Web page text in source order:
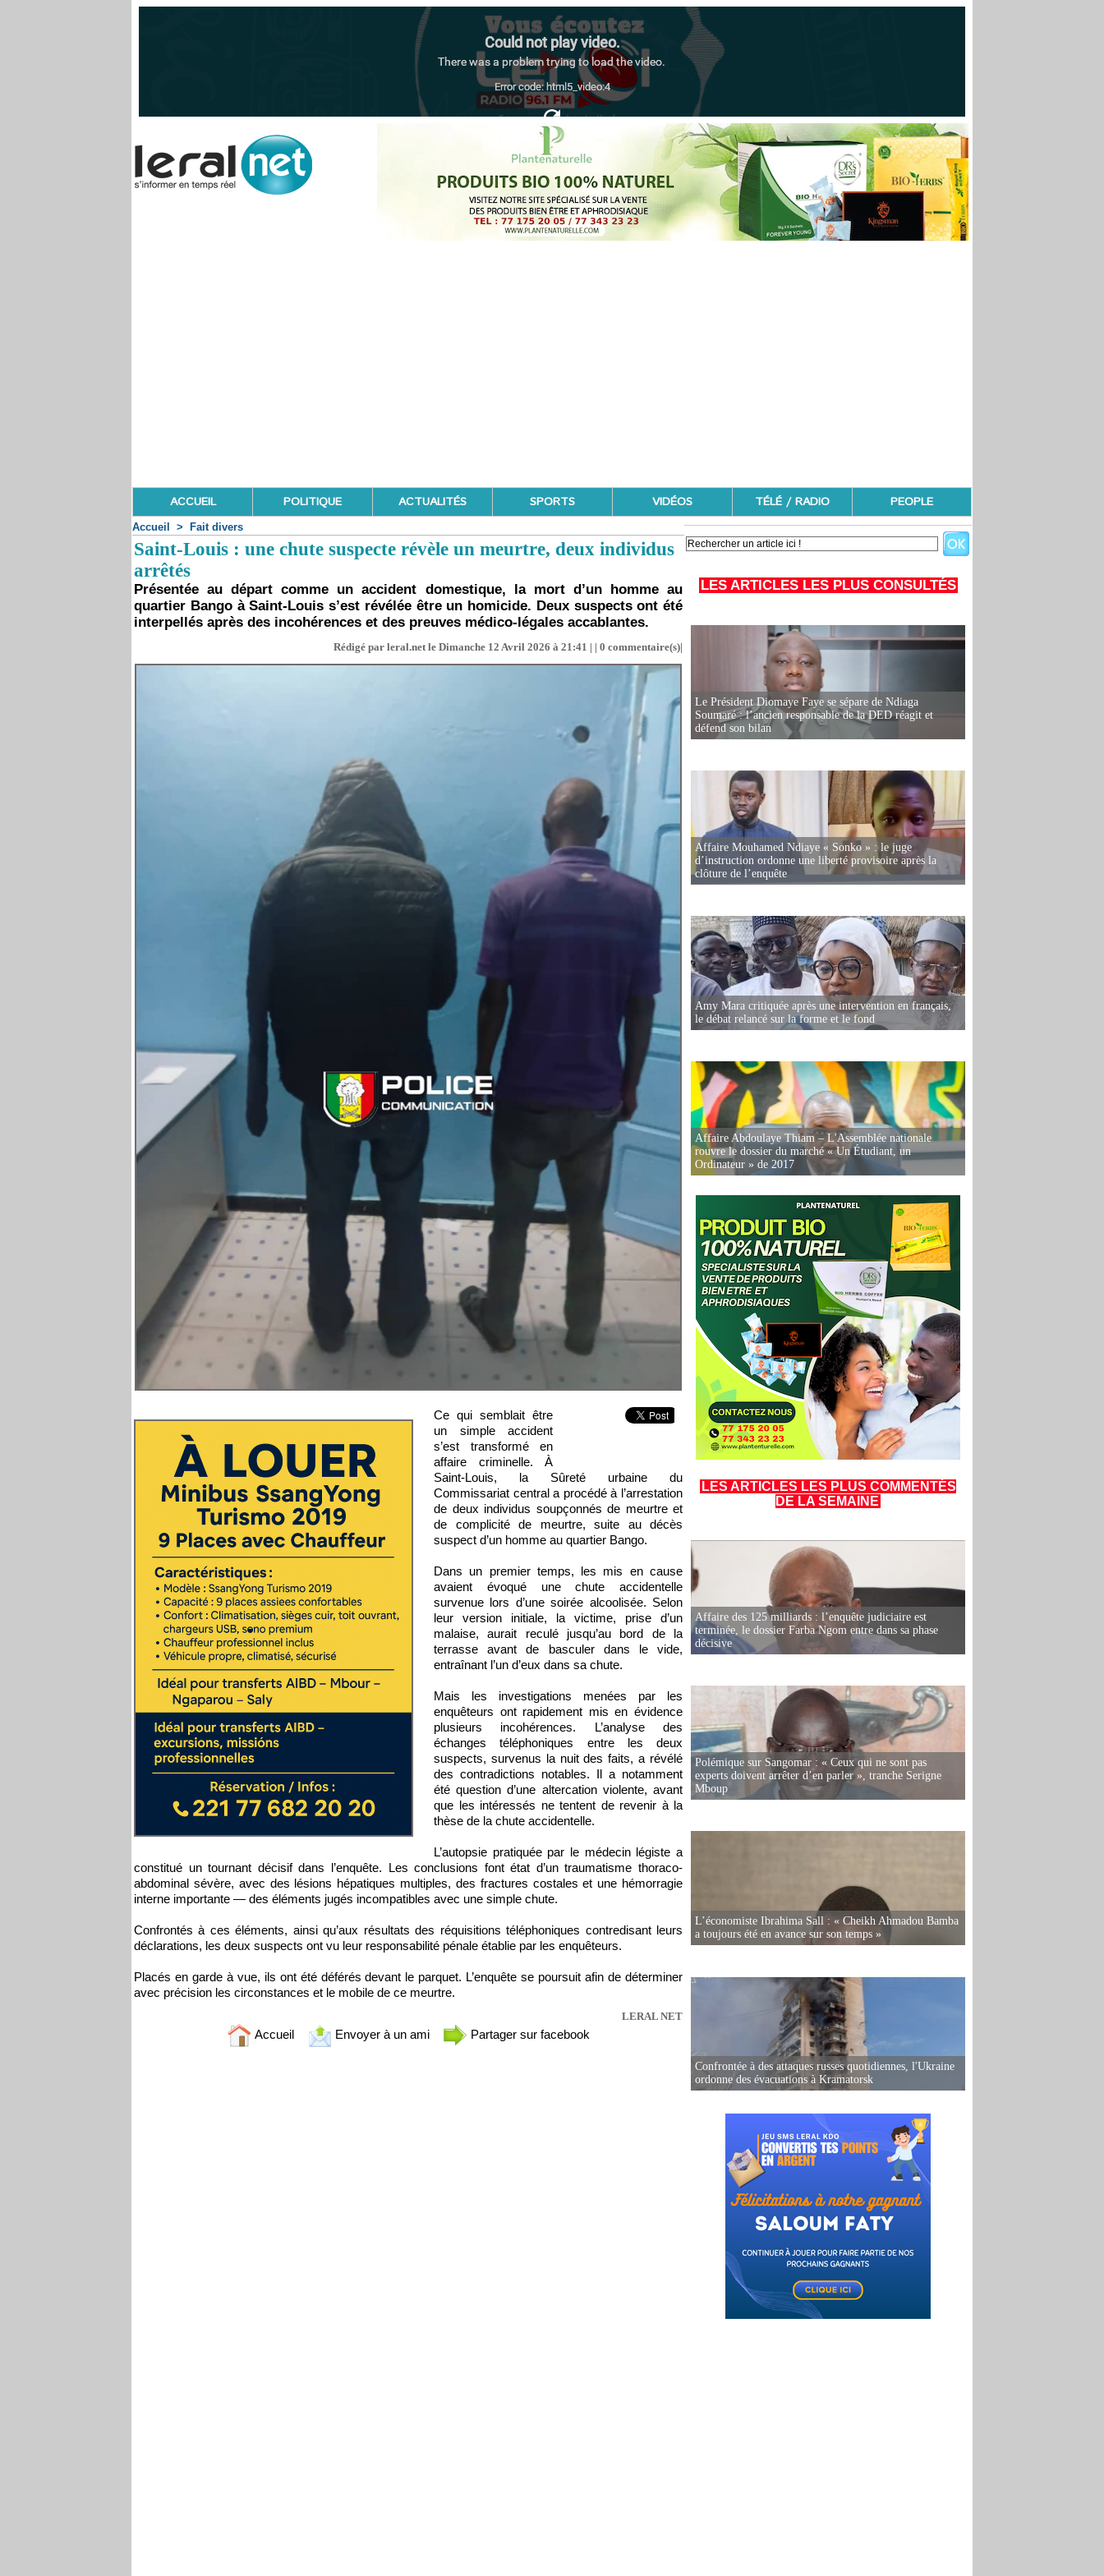
ACCUEIL POLITIQUE ACTUALITÉS SPORTS VIDÉOS TÉLÉ / RADIO PEOPLE
Accueil > Fait divers
Saint-Louis : une chute suspecte révèle un meurtre, deux individus
arrêtés
Présentée au départ comme un accident domestique, la mort d’un homme au
quartier Bango à Saint-Louis s’est révélée être un homicide. Deux suspects ont été
interpellés après des incohérences et des preuves médico-légales accablantes.
Rédigé par leral.net le Dimanche 12 Avril 2026 à 21:41 | | 0 commentaire(s)|
Ce qui semblait être
un simple accident
s’est transformé en
affaire criminelle. À
Saint-Louis, la Sûreté urbaine du
Commissariat central a procédé à l’arrestation
de deux individus soupçonnés de meurtre et
de complicité de meurtre, suite au décès
suspect d’un homme au quartier Bango.
Dans un premier temps, les mis en cause
avaient évoqué une chute accidentelle
survenue lors d’une soirée alcoolisée. Selon
leur version initiale, la victime, prise d’un
malaise, aurait reculé jusqu’au bord de la
terrasse avant de basculer dans le vide,
entraînant l’un d’eux dans sa chute.
Mais les investigations menées par les
enquêteurs ont rapidement mis en évidence
plusieurs incohérences. L’analyse des
échanges téléphoniques entre les deux
suspects, survenus la nuit des faits, a révélé
des contradictions notables. Il a notamment
été question d’une altercation violente, avant
que les intéressés ne tentent de revenir à la
thèse de la chute accidentelle.
L’autopsie pratiquée par le médecin légiste a
constitué un tournant décisif dans l’enquête. Les conclusions font état d’un traumatisme thoraco-
abdominal sévère, avec des lésions hépatiques multiples, des fractures costales et une hémorragie
interne importante — des éléments jugés incompatibles avec une simple chute.
Confrontés à ces éléments, ainsi qu’aux résultats des réquisitions téléphoniques contredisant leurs
déclarations, les deux suspects ont vu leur responsabilité pénale établie par les enquêteurs.
Placés en garde à vue, ils ont été déférés devant le parquet. L’enquête se poursuit afin de déterminer
avec précision les circonstances et le mobile de ce meurtre.
LERAL NET
Accueil Envoyer à un ami Partager sur facebook
LES ARTICLES LES PLUS CONSULTÉS
Le Président Diomaye Faye se sépare de Ndiaga
Soumaré : l’ancien responsable de la DED réagit et
défend son bilan
Affaire Mouhamed Ndiaye « Sonko » : le juge
d’instruction ordonne une liberté provisoire après la
clôture de l’enquête
Amy Mara critiquée après une intervention en français,
le débat relancé sur la forme et le fond
Affaire Abdoulaye Thiam – L'Assemblée nationale
rouvre le dossier du marché « Un Étudiant, un
Ordinateur » de 2017
LES ARTICLES LES PLUS COMMENTÉS
DE LA SEMAINE
Affaire des 125 milliards : l’enquête judiciaire est
terminée, le dossier Farba Ngom entre dans sa phase
décisive
Polémique sur Sangomar : « Ceux qui ne sont pas
experts doivent arrêter d’en parler », tranche Serigne
Mboup
L’économiste Ibrahima Sall : « Cheikh Ahmadou Bamba
a toujours été en avance sur son temps »
Confrontée à des attaques russes quotidiennes, l'Ukraine
ordonne des évacuations à Kramatorsk